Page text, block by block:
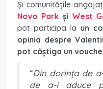
Și comunitățile
Novo Park și West
pot participa la un
opinia despre
pot câștiga un
“Din dorința de
de a-i aduce